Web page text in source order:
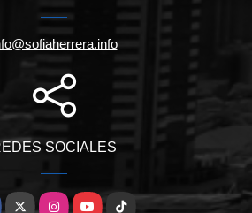
SOCIALES
X InstagramYouTubeTikTok